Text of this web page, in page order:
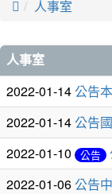
 人事室
文
章
列
表
人事室
2022-01-14公告
2022-01-14公告
2022-01-10
公告
2022-01-06公告